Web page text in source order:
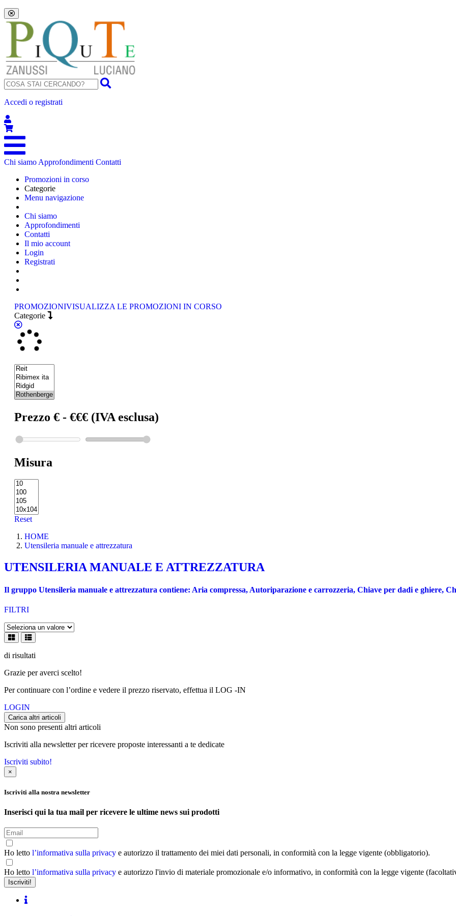
Accedi o registrati
Chi siamo Approfondimenti Contatti
Promozioni in corso
Categorie
Menu navigazione
Chi siamo
Approfondimenti
Contatti
Il mio account
Login
Registrati
PROMOZIONIVISUALIZZA LE PROMOZIONI IN CORSO
Categorie
Prezzo € - €€€ (IVA esclusa)
Misura
Reset
HOME
Utensileria manuale e attrezzatura
UTENSILERIA MANUALE E ATTREZZATURA
Il gruppo Utensileria manuale e attrezzatura contiene: Aria compressa, Autoriparazione e carrozzeria, Chiave per dadi e ghiere,
FILTRI
di risultati
Grazie per averci scelto!
Per continuare con l’ordine e vedere il prezzo riservato, effettua il LOG -IN
LOGIN
Carica altri articoli
Non sono presenti altri articoli
Iscriviti alla newsletter per ricevere proposte interessanti a te dedicate
Iscriviti subito!
×
Iscriviti alla nostra newsletter
Inserisci qui la tua mail per ricevere le ultime news sui prodotti
Ho letto l’informativa sulla privacy e autorizzo il trattamento dei miei dati personali, in conformità con la legge vigente (obbligatorio).
Ho letto l’informativa sulla privacy e autorizzo l'invio di materiale promozionale e/o informativo, in conformità con la legge vigente